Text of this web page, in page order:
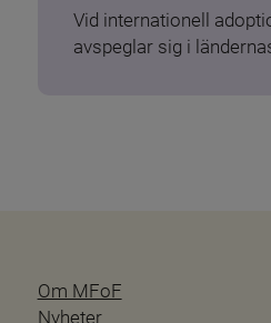
Vid internationell
avspeglar sig i
Om MFoF
Nyheter